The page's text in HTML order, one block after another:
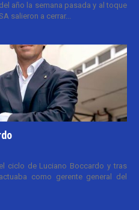
año la semana pasada y al toque
salieron a cerrar...
ciclo de Luciano Boccardo y tras
como gerente general del